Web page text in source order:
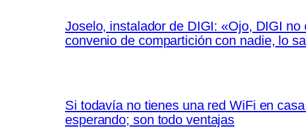
Joselo, instalador de DIGI: «Ojo, DIGI
convenio de compartición con nadie, lo
Si todavía no tienes una red WiFi en
esperando; son todo ventajas